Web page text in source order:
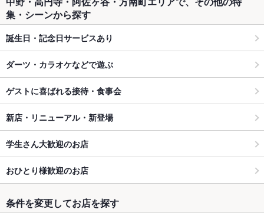
集・シーンから探す
誕生日・記念日サービスあり
ダーツ・カラオケなどで遊ぶ
ゲストに喜ばれる接待・食事会
新店・リニューアル・新登場
学生さん大歓迎のお店
おひとり様歓迎のお店
条件を変更してお店を探す